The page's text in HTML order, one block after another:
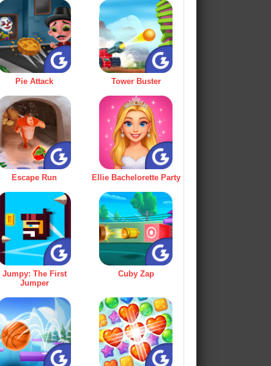
Pie Attack Tower Buster
Escape Run Ellie Bachelorette Party
Jumpy: The First
Jumper
Cuby Zap